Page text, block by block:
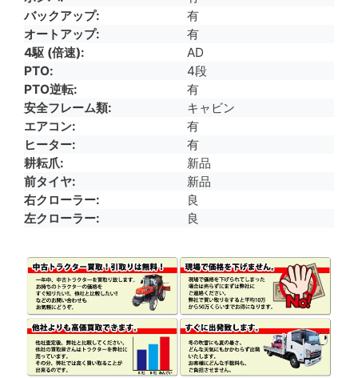
バックアップ
有
オートアップ
有
4駆 (倍速)
AD
PTO
4段
PTO逆転
有
安全フレーム類
キャビン
エアコン
有
ヒーター
有
耕耘爪
新品
前タイヤ
新品
右クローラー
良
左クローラー
良